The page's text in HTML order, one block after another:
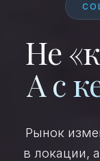
Не
А с
Рынок
в локации,